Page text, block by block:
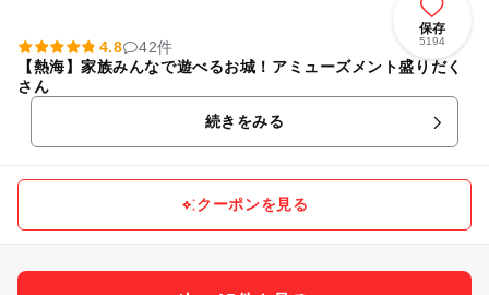
保存
5194
4.8
42件
【熱海】家族みんなで遊べるお城！アミューズメント盛りだく
さん
続きをみる
クーポンを見る